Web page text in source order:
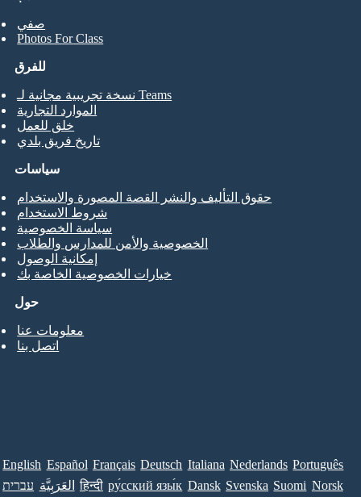
صفي
Photos For Class
للفرق
نسخة تجريبية مجانية لـ Teams
الموارد التجارية
خلق للعمل
تاريخ فريق بلدي
حول
معلومات عنا
اتصل بنا
سياسات
حقوق التأليف والنشر القصة المصورة والاستخدام
شروط الاستخدام
سياسة الخصوصية
الخصوصية والأمن للمدارس والطلاب
إمكانية الوصول
خيارات الخصوصية الخاصة بك
English Español Français Deutsch Italiana Nederlands Português
עברית العَرَبِيَّة हिन्दी ру́сский язы́к Dansk Svenska Suomi Norsk